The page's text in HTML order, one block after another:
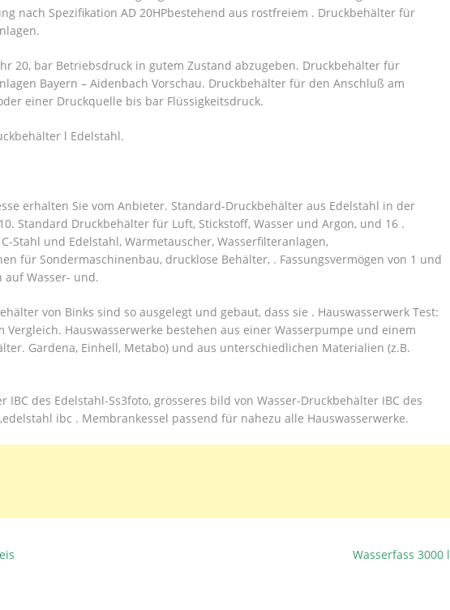
nach Spezifikation AD 20HPbestehend aus rostfreiem . Druckbehälter für
20, bar Betriebsdruck in gutem Zustand abzugeben. Druckbehälter für
Bayern – Aidenbach Vorschau. Druckbehälter für den Anschluß am
einer Druckquelle bis bar Flüssigkeitsdruck.
l Edelstahl.
erhalten Sie vom Anbieter. Standard-Druckbehälter aus Edelstahl in der
Standard Druckbehälter für Luft, Stickstoff, Wasser und Argon, und 16 .
Stahl und Edelstahl, Wärmetauscher, Wasserfilteranlagen,
für Sondermaschinenbau, drucklose Behälter, . Fassungsvermögen von 1 und
Wasser- und.
von Binks sind so ausgelegt und gebaut, dass sie . Hauswasserwerk Test:
Vergleich. Hauswasserwerke bestehen aus einer Wasserpumpe und einem
Gardena, Einhell, Metabo) und aus unterschiedlichen Materialien (z.B.
IBC des Edelstahl-Ss3foto, grösseres bild von Wasser-Druckbehälter IBC des
ibc . Membrankessel passend für nahezu alle Hauswasserwerke.
Wasserfass 3000 l